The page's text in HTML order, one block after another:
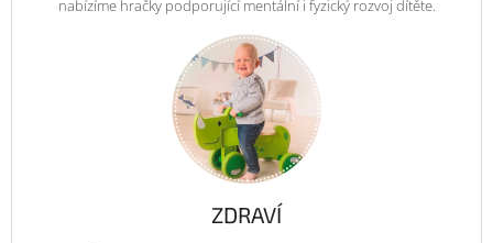
nabízíme hračky podporující mentální i fyzický rozvoj dítěte.
ZDRAVÍ